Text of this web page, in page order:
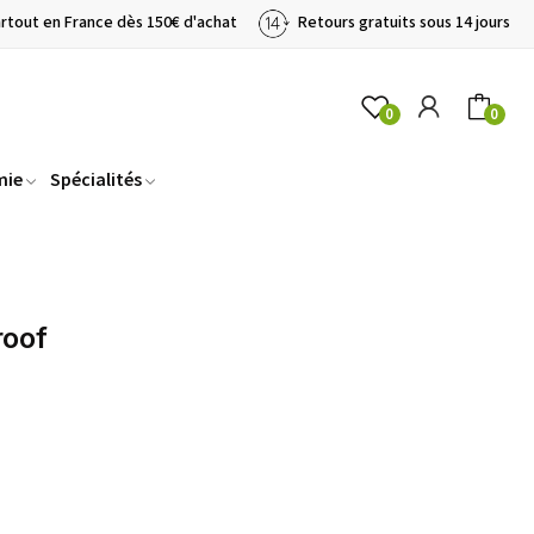
en France dès 150€ d'achat Retours gratuits sous 14 jours
0 0
Spécialités